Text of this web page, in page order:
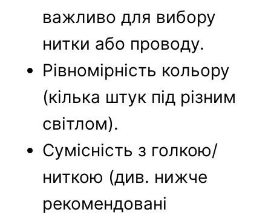
важливо для вибору
нитки або проводу.
Рівномірність кольору
(кілька штук під різним
світлом).
Сумісність з голкою/
ниткою (див. нижче
рекомендовані